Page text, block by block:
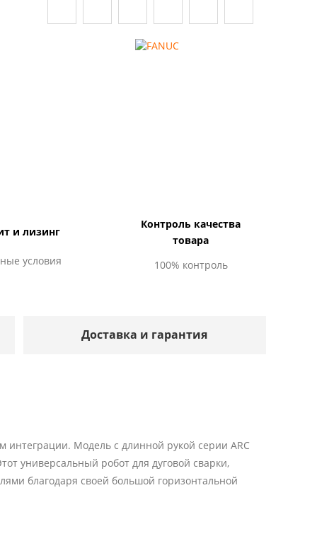
и лизинг
условия
Контроль качества
товара
100% контроль
Доставка и гарантия
Модель с длинной рукой серии ARC
универсальный робот для дуговой сварки,
благодаря своей большой горизонтальной